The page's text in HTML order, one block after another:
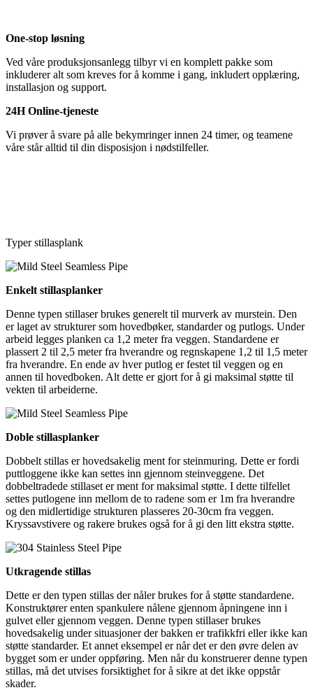
One-stop løsning
Ved våre produksjonsanlegg tilbyr vi en komplett pakke som
inkluderer alt som kreves for å komme i gang, inkludert opplæring,
installasjon og support.
24H Online-tjeneste
Vi prøver å svare på alle bekymringer innen 24 timer, og teamene
våre står alltid til din disposisjon i nødstilfeller.
Typer stillasplank
Enkelt stillasplanker
Denne typen stillaser brukes generelt til murverk av murstein. Den
er laget av strukturer som hovedbøker, standarder og putlogs. Under
arbeid legges planken ca 1,2 meter fra veggen. Standardene er
plassert 2 til 2,5 meter fra hverandre og regnskapene 1,2 til 1,5 meter
fra hverandre. En ende av hver putlog er festet til veggen og en
annen til hovedboken. Alt dette er gjort for å gi maksimal støtte til
vekten til arbeiderne.
Doble stillasplanker
Dobbelt stillas er hovedsakelig ment for steinmuring. Dette er fordi
puttloggene ikke kan settes inn gjennom steinveggene. Det
dobbeltradede stillaset er ment for maksimal støtte. I dette tilfellet
settes putlogene inn mellom de to radene som er 1m fra hverandre
og den midlertidige strukturen plasseres 20-30cm fra veggen.
Kryssavstivere og rakere brukes også for å gi den litt ekstra støtte.
Utkragende stillas
Dette er den typen stillas der nåler brukes for å støtte standardene.
Konstruktører enten spankulere nålene gjennom åpningene inn i
gulvet eller gjennom veggen. Denne typen stillaser brukes
hovedsakelig under situasjoner der bakken er trafikkfri eller ikke kan
støtte standarder. Et annet eksempel er når det er den øvre delen av
bygget som er under oppføring. Men når du konstruerer denne typen
stillas, må det utvises forsiktighet for å sikre at det ikke oppstår
skader.